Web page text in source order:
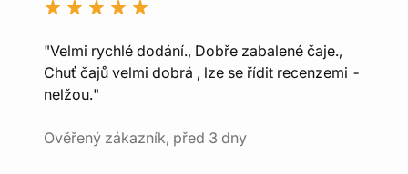
"Velmi rychlé dodání., Dobře zabalené čaje.,
Chuť čajů velmi dobrá , lze se řídit recenzemi -
nelžou."
Ověřený zákazník, před 3 dny